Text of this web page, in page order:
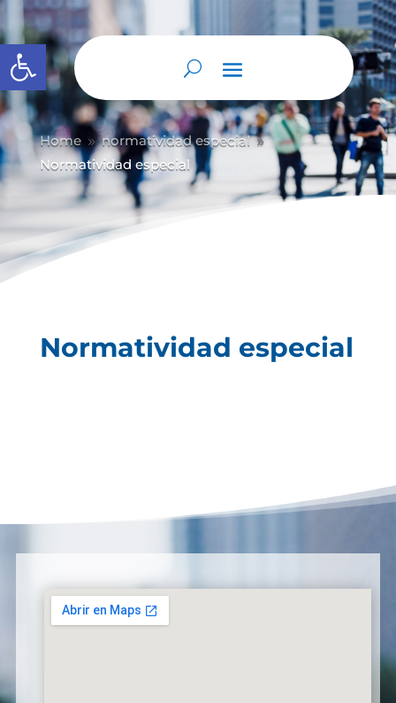
Abrir barra de herramientas
Home 9 normatividad especial 9
Normatividad especial
Normatividad especial